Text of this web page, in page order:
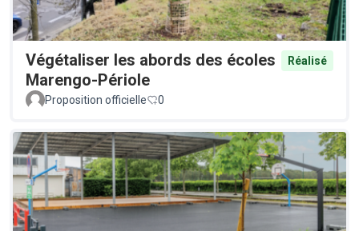
Végétaliser les abords des écoles
Marengo-Périole
Réalisé
Proposition officielle 0